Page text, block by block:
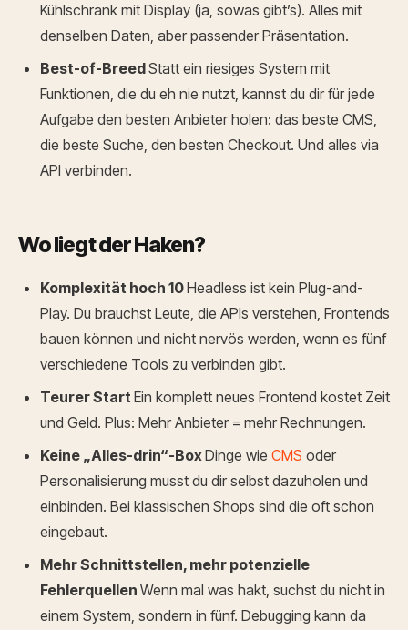
Kühlschrank mit Display (ja, sowas gibt’s). Alles mit
denselben Daten, aber passender Präsentation.
Best-of-BreedStatt ein riesiges System mit
Funktionen, die du eh nie nutzt, kannst du dir für jede
Aufgabe den besten Anbieter holen: das beste CMS,
die beste Suche, den besten Checkout. Und alles via
API verbinden.
Wo liegt der Haken?
Komplexität hoch 10Headless ist kein Plug-and-
Play. Du brauchst Leute, die APIs verstehen, Frontends
bauen können und nicht nervös werden, wenn es fünf
verschiedene Tools zu verbinden gibt.
Teurer Start Ein komplett neues Frontend kostet Zeit
und Geld. Plus: Mehr Anbieter = mehr Rechnungen.
Keine „Alles-drin“-BoxDinge wie CMS oder
Personalisierung musst du dir selbst dazuholen und
einbinden. Bei klassischen Shops sind die oft schon
eingebaut.
Mehr Schnittstellen, mehr potenzielle
Fehlerquellen Wenn mal was hakt, suchst du nicht in
einem System, sondern in fünf. Debugging kann da